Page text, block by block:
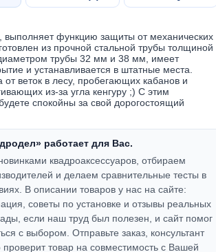
функцию защиты от механических
из прочной стальной трубы толщиной
трубы 32 мм и 38 мм, имеет
и устанавливается в штатные места.
веток в лесу, пробегающих кабанов и
из-за угла кенгуру ;) С этим
спокойны за свой дорогостоящий
работает для Вас.
квадроаксессуаров, отбираем
и делаем сравнительные тесты в
В описании товаров у нас на сайте:
советы по установке и отзывы реальных
если наш труд был полезен, и сайт помог
с выбором.Отправьте заказ, консультант
проверит товар на совместимость с Вашей